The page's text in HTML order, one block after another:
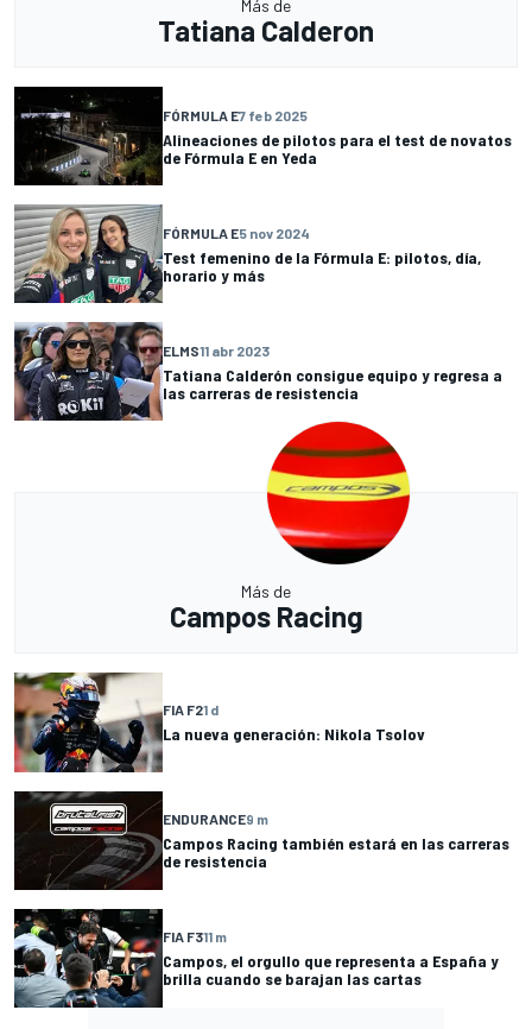
Más de
Tatiana Calderon
FÓRMULA E7 feb 2025
Alineaciones de pilotos para el test de novatos
de Fórmula E en Yeda
FÓRMULA E5 nov 2024
Test femenino de la Fórmula E: pilotos, día,
horario y más
ELMS11 abr 2023
Tatiana Calderón consigue equipo y regresa a
las carreras de resistencia
Más de
Campos Racing
FIA F21 d
La nueva generación: Nikola Tsolov
ENDURANCE9 m
Campos Racing también estará en las carreras
de resistencia
FIA F311 m
Campos, el orgullo que representa a España y
brilla cuando se barajan las cartas